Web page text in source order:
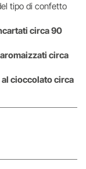
tipo di confetto
circa 90
circa
cioccolato circa